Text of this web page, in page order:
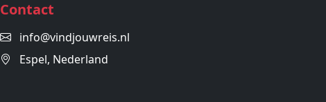
Contact
info@vindjouwreis.nl
Espel, Nederland